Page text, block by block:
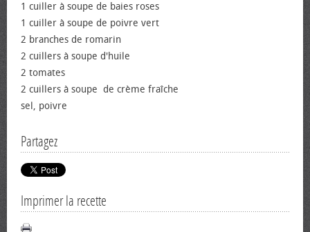
1 cuiller à soupe de baies roses
1 cuiller à soupe de poivre vert
2 branches de romarin
2 cuillers à soupe d'huile
2 tomates
2 cuillers à soupe de crème fraîche
sel, poivre
Partagez
Imprimer la recette